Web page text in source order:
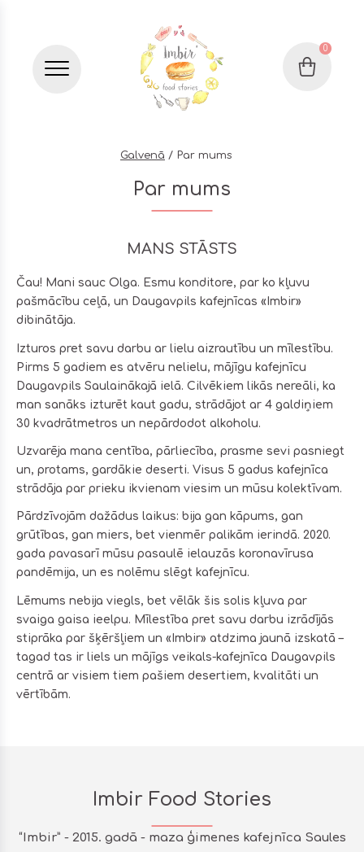
Бургер меню Grozs
0
Galvenā Par mums
Par mums
MANS STĀSTS
Čau! Mani sauc Olga. Esmu konditore, par ko kļuvu
pašmācību ceļā, un Daugavpils kafejnīcas «Imbir»
dibinātāja.
Izturos pret savu darbu ar lielu aizrautību un mīlestību.
Pirms 5 gadiem es atvēru nelielu, mājīgu kafejnīcu
Daugavpils Saulainākajā ielā. Cilvēkiem likās nereāli, ka
man sanāks izturēt kaut gadu, strādājot ar 4 galdiņiem
30 kvadrātmetros un nepārdodot alkoholu.
Uzvarēja mana centība, pārliecība, prasme sevi pasniegt
un, protams, gardākie deserti. Visus 5 gadus kafejnīca
strādāja par prieku ikvienam viesim un mūsu kolektīvam.
Pārdzīvojām dažādus laikus: bija gan kāpums, gan
grūtības, gan miers, bet vienmēr palikām ierindā. 2020.
gada pavasarī mūsu pasaulē ielauzās koronavīrusa
pandēmija, un es nolēmu slēgt kafejnīcu.
Lēmums nebija viegls, bet vēlāk šis solis kļuva par
svaiga gaisa ieelpu. Mīlestība pret savu darbu izrādījās
stiprāka par šķēršļiem un «Imbir» atdzima jaunā izskatā –
tagad tas ir liels un mājīgs veikals-kafejnīca Daugavpils
centrā ar visiem tiem pašiem desertiem, kvalitāti un
vērtībām.
Imbir Food Stories
“Imbir” - 2015. gadā - maza ģimenes kafejnīca Saules